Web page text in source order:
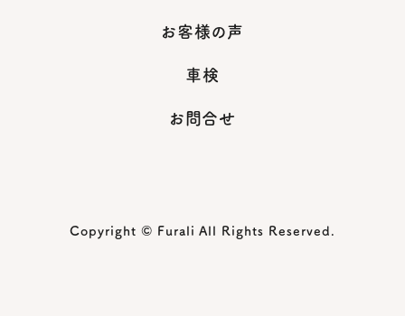
お客様の声
車検
お問合せ
Copyright © Furali All Rights Reserved.